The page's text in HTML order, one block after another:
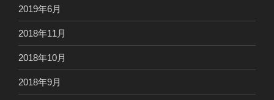
2019年6月
2018年11月
2018年10月
2018年9月